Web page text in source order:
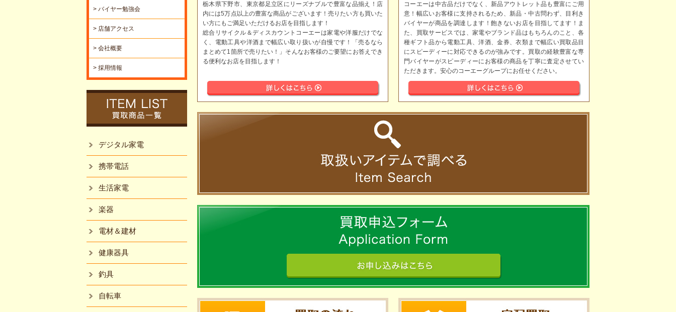
栃木県下野市、東京都足立区にリーズナブルで豊富な品揃え！店
内には5万点以上の豊富な商品がございます！売りたい方も買いた
い方にもご満足いただけるお店を目指します！
総合リサイクル＆ディスカウントコーエーは家電や洋服だけでな
く、電動工具や洋酒まで幅広い取り扱いが自慢です！「売るなら
まとめて1箇所で売りたい！」そんなお客様のご要望にお答えでき
る便利なお店を目指します！
コーエーは中古品だけでなく、新品アウトレット品も豊富にご用
意！幅広いお客様に支持されるため、新品・中古問わず、目利き
バイヤーが商品を調達します！飽きないお店を目指してます！ま
た、買取サービスでは、家電やブランド品はもちろんのこと、各
種ギフト品から電動工具、洋酒、金券、衣類まで幅広い買取品目
にスピーディーに対応できるのが強みです。買取の経験豊富な専
門バイヤーがスピーディーにお客様の商品を丁寧に査定させてい
ただきます。安心のコーエーグループにお任せください。
> バイヤー勉強会
> 店舗アクセス
> 会社概要
> 採用情報
デジタル家電
携帯電話
生活家電
楽器
電材＆建材
健康器具
釣具
自転車